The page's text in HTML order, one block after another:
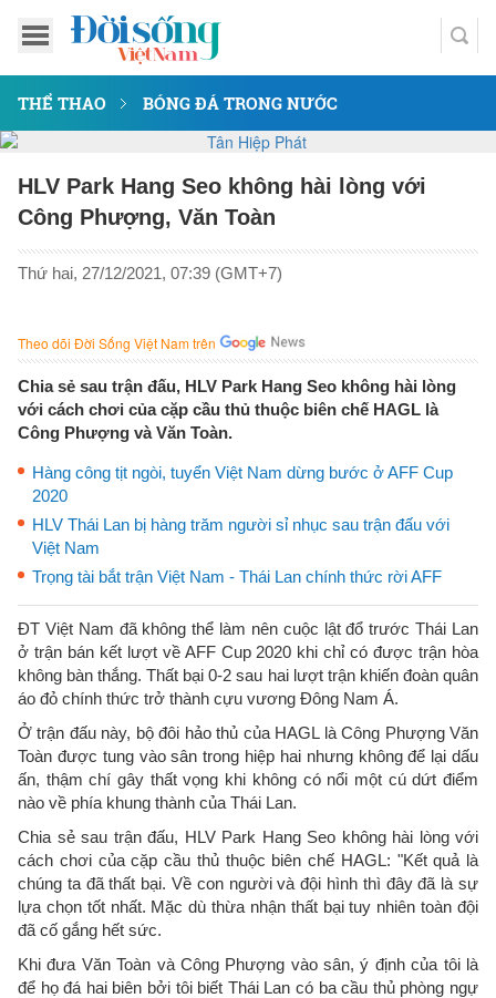
THỂ THAO BÓNG ĐÁ TRONG NƯỚC
HLV Park Hang Seo không hài lòng với
Công Phượng, Văn Toàn
Thứ hai, 27/12/2021, 07:39 (GMT+7)
Theo dõi Đời Sống Việt Nam trên
Chia sẻ sau trận đấu, HLV Park Hang Seo không hài lòng
với cách chơi của cặp cầu thủ thuộc biên chế HAGL là
Công Phượng và Văn Toàn.
Hàng công tịt ngòi, tuyển Việt Nam dừng bước ở AFF Cup
2020
HLV Thái Lan bị hàng trăm người sỉ nhục sau trận đấu với
Việt Nam
Trọng tài bắt trận Việt Nam - Thái Lan chính thức rời AFF
ĐT Việt Nam đã không thể làm nên cuộc lật đổ trước Thái Lan
ở trận bán kết lượt về AFF Cup 2020 khi chỉ có được trận hòa
không bàn thắng. Thất bại 0-2 sau hai lượt trận khiến đoàn quân
áo đỏ chính thức trở thành cựu vương Đông Nam Á.
Ở trận đấu này, bộ đôi hảo thủ của HAGL là Công Phượng Văn
Toàn được tung vào sân trong hiệp hai nhưng không để lại dấu
ấn, thậm chí gây thất vọng khi không có nổi một cú dứt điểm
nào về phía khung thành của Thái Lan.
Chia sẻ sau trận đấu, HLV Park Hang Seo không hài lòng với
cách chơi của cặp cầu thủ thuộc biên chế HAGL: "Kết quả là
chúng ta đã thất bại. Về con người và đội hình thì đây đã là sự
lựa chọn tốt nhất. Mặc dù thừa nhận thất bại tuy nhiên toàn đội
đã cố gắng hết sức.
Khi đưa Văn Toàn và Công Phượng vào sân, ý định của tôi là
để họ đá hai biên bởi tôi biết Thái Lan có ba cầu thủ phòng ngự